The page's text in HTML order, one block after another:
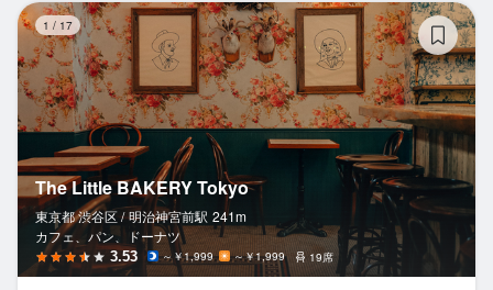
1 / 17
The Little BAKERY Tokyo
東京都 渋谷区 / 明治神宮前駅 241m
カフェ、パン、ドーナツ
3.53 ～￥1,999 ～￥1,999 19席